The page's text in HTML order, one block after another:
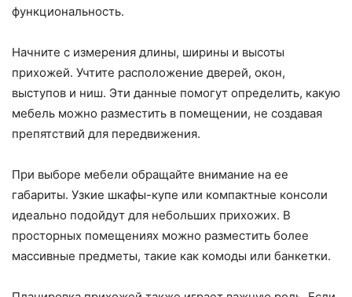
функциональность.
Начните с измерения длины, ширины и высоты
прихожей. Учтите расположение дверей, окон,
выступов и ниш. Эти данные помогут определить, какую
мебель можно разместить в помещении, не создавая
препятствий для передвижения.
При выборе мебели обращайте внимание на ее
габариты. Узкие шкафы-купе или компактные консоли
идеально подойдут для небольших прихожих. В
просторных помещениях можно разместить более
массивные предметы, такие как комоды или банкетки.